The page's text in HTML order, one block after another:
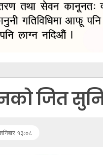
जित
१३:०८